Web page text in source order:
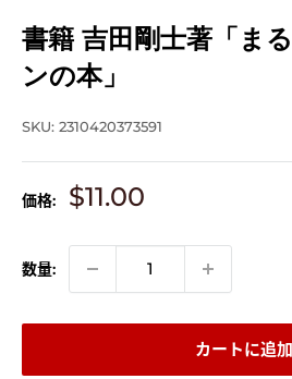
書籍 吉田剛士著「ま
ンの本」
SKU: 2310420373591
価格:
販
価
格
$11.00
数量:
カートに追加